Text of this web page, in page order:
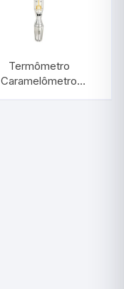
Termômetro
Caramelômetro